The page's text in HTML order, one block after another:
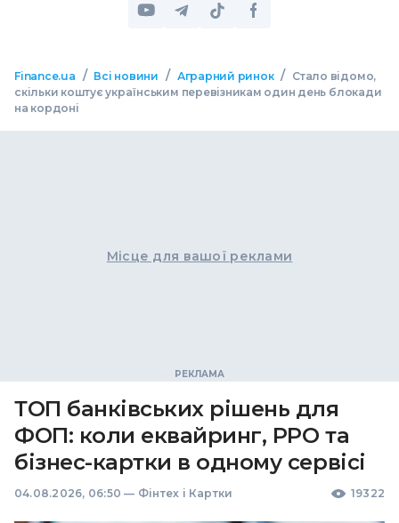
Finance.ua / Всі новини / Аграрний ринок / Стало відомо,
скільки коштує українським перевізникам один день блокади
на кордоні
Місце для вашої реклами
ТОП банківських рішень для
ФОП: коли еквайринг, РРО та
бізнес-картки в одному сервісі
04.08.2026, 06:50 — Фінтех і Картки 19322